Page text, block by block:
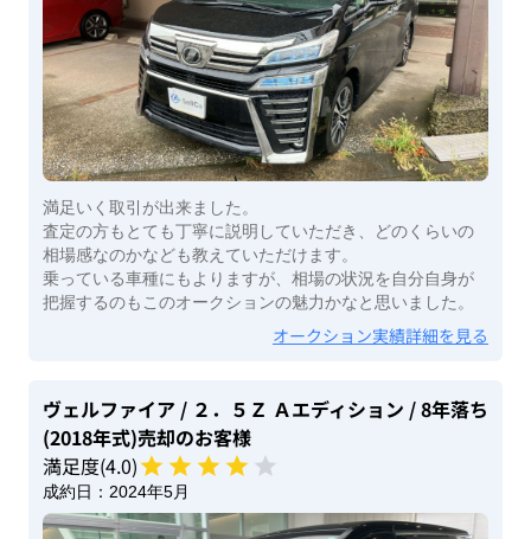
満足いく取引が出来ました。
査定の方もとても丁寧に説明していただき、どのくらいの
相場感なのかなども教えていただけます。
乗っている車種にもよりますが、相場の状況を自分自身が
把握するのもこのオークションの魅力かなと思いました。
オークション実績詳細を見る
ヴェルファイア / ２．５Ｚ Ａエディション / 8年落ち
(2018年式)売却のお客様
満足度(4.0)
成約日： 2024年5月